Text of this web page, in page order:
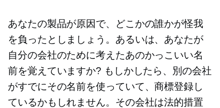
あなたの製品が原因で、どこかの誰かが怪我
を負ったとしましょう。あるいは、あなたが
自分の会社のために考えたあのかっこいい名
前を覚えていますか? もしかしたら、別の会社
がすでにその名前を使っていて、商標登録し
ているかもしれません。その会社は法的措置